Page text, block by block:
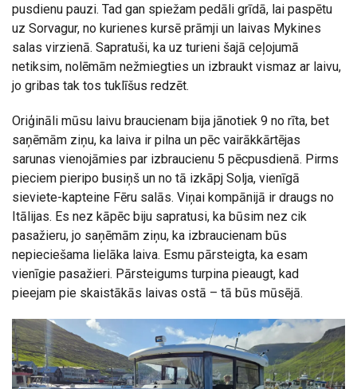
pusdienu pauzi. Tad gan spiežam pedāli grīdā, lai paspētu
uz Sorvagur, no kurienes kursē prāmji un laivas Mykines
salas virzienā. Sapratuši, ka uz turieni šajā ceļojumā
netiksim, nolēmām nežmiegties un izbraukt vismaz ar laivu,
jo gribas tak tos tuklīšus redzēt.
Oriģināli mūsu laivu braucienam bija jānotiek 9 no rīta, bet
saņēmām ziņu, ka laiva ir pilna un pēc vairākkārtējas
sarunas vienojāmies par izbraucienu 5 pēcpusdienā. Pirms
pieciem pieripo busiņš un no tā izkāpj Solja, vienīgā
sieviete-kapteine Fēru salās. Viņai kompānijā ir draugs no
Itālijas. Es nez kāpēc biju sapratusi, ka būsim nez cik
pasažieru, jo saņēmām ziņu, ka izbraucienam būs
nepieciešama lielāka laiva. Esmu pārsteigta, ka esam
vienīgie pasažieri. Pārsteigums turpina pieaugt, kad
pieejam pie skaistākās laivas ostā – tā būs mūsējā.